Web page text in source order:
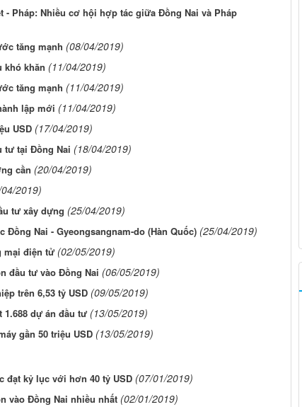
- Pháp: Nhiều cơ hội hợp tác giữa Đồng Nai và Pháp
tăng mạnh (08/04/2019)
khó khăn (11/04/2019)
tăng mạnh (11/04/2019)
lập mới (11/04/2019)
USD (17/04/2019)
tư tại Đồng Nai (18/04/2019)
cần (20/04/2019)
2019)
tư xây dựng (25/04/2019)
Đồng Nai - Gyeongsangnam-do (Hàn Quốc) (25/04/2019)
mại điện tử (02/05/2019)
đầu tư vào Đồng Nai (06/05/2019)
trên 6,53 tỷ USD (09/05/2019)
1.688 dự án đầu tư (13/05/2019)
gần 50 triệu USD (13/05/2019)
đạt kỷ lục với hơn 40 tỷ USD (07/01/2019)
vào Đồng Nai nhiều nhất (02/01/2019)